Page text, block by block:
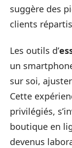
suggère des
clients
Les outils d’
un
sur soi,
Cette
privilégiés,
boutique en
devenus